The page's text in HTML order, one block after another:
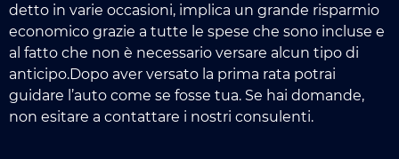
detto in varie occasioni, implica un grande risparmio
economico grazie a tutte le spese che sono incluse e
al fatto che non è necessario versare alcun tipo di
anticipo.Dopo aver versato la prima rata potrai
guidare l’auto come se fosse tua. Se hai domande,
non esitare a contattare i nostri consulenti.